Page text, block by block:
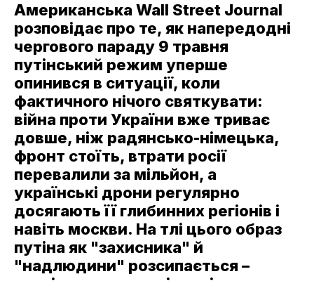
Американська Wall Street Journal
розповідає про те, як напередодні
чергового параду 9 травня
путінський режим уперше
опинився в ситуації, коли
фактичного нічого святкувати:
війна проти України вже триває
довше, ніж радянсько-німецька,
фронт стоїть, втрати росії
перевалили за мільйон, а
українські дрони регулярно
досягають її глибинних регіонів і
навіть москви. На тлі цього образ
путіна як "захисника" й
"надлюдини" розсипається –